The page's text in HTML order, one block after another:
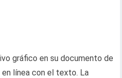
gráfico en su documento de
en línea con el texto. La